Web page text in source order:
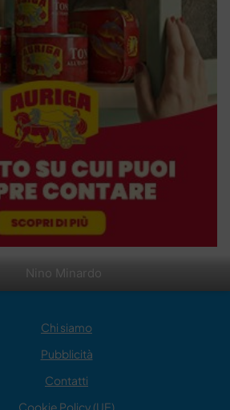
Nino Minardo
Chi siamo
Pubblicità
Contatti
Cookie Policy (UE)